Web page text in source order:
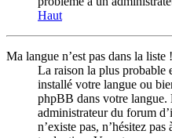
Haut
Ma langue n’est pas dans la liste !
La raison la plus probable
installé votre langue ou
phpBB dans votre langue.
administrateur du forum
n’existe pas, n’hésitez